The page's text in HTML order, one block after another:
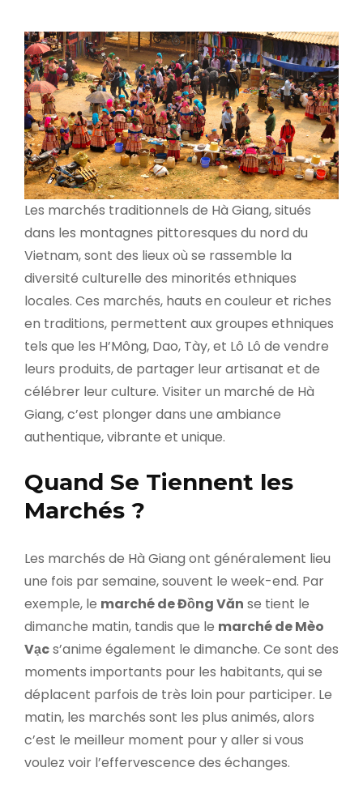
Les marchés traditionnels de Hà Giang, situés
dans les montagnes pittoresques du nord du
Vietnam, sont des lieux où se rassemble la
diversité culturelle des minorités ethniques
locales. Ces marchés, hauts en couleur et riches
en traditions, permettent aux groupes ethniques
tels que les H’Mông, Dao, Tày, et Lô Lô de vendre
leurs produits, de partager leur artisanat et de
célébrer leur culture. Visiter un marché de Hà
Giang, c’est plonger dans une ambiance
authentique, vibrante et unique.
Quand Se Tiennent les
Marchés ?
Les marchés de Hà Giang ont généralement lieu
une fois par semaine, souvent le week-end. Par
exemple, le marché de Đồng Văn se tient le
dimanche matin, tandis que le marché de Mèo
Vạcs’anime également le dimanche. Ce sont des
moments importants pour les habitants, qui se
déplacent parfois de très loin pour participer. Le
matin, les marchés sont les plus animés, alors
c’est le meilleur moment pour y aller si vous
voulez voir l’effervescence des échanges.